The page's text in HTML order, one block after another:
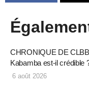
CHRONIQUE DE
Kabamba est-il crédible
6 août 2026